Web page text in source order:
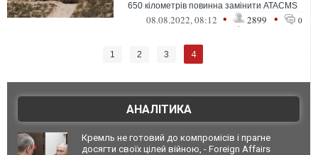
650 кілометрів повинна замінити ATACMS
08.08.2022, 08:12 • 2899 • 0
1 2 3 4
АНАЛІТИКА
Кремль не готовий до компромісів і прагне
досягти своїх цілей війною, - Foreign Affairs